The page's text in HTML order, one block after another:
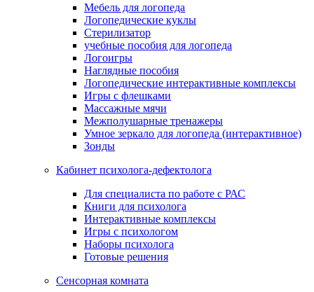
Мебель для логопеда
Логопедические куклы
Стерилизатор
учебные пособия для логопеда
Логоигры
Наглядные пособия
Логопедические интерактивные комплексы
Игры с флешками
Массажные мячи
Межполушарные тренажеры
Умное зеркало для логопеда (интерактивное)
Зонды
Кабинет психолога-дефектолога
Для специалиста по работе с РАС
Книги для психолога
Интерактивные комплексы
Игры с психологом
Наборы психолога
Готовые решения
Сенсорная комната